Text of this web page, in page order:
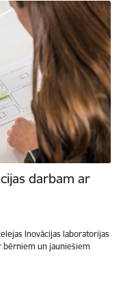
darbam ar
Inovācijas laboratorijas
bērniem un jauniešiem